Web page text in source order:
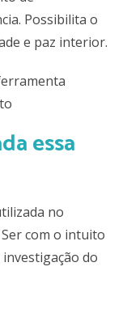
Possibilita o
e paz interior.
essa
no
com o intuito
do